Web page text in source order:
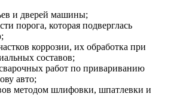
и дверей машины;
порога, которая подверглась
коррозии, их обработка при
составов;
работ по привариванию
авто;
методом шлифовки, шпатлевки и